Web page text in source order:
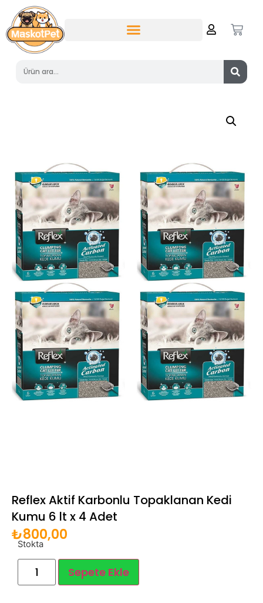
Reflex Aktif Karbonlu Topaklanan Kedi
Kumu 6 lt x 4 Adet
₺800,00
Stokta
Sepete Ekle